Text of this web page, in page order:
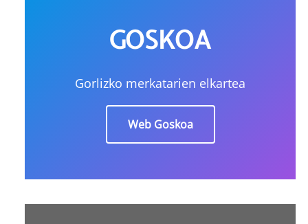
GOSKOA
Gorlizko merkatarien elkartea
Web Goskoa